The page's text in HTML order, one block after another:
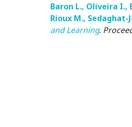
Baron L., Oliveira I.,
Rioux M., Sedaghat-
and Learning.